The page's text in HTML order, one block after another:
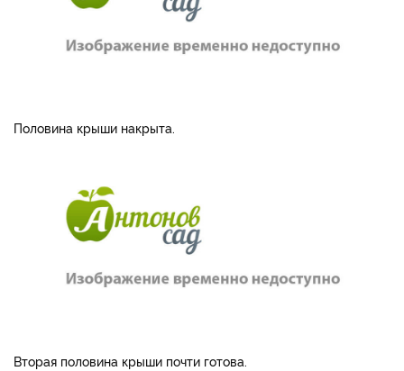
Половина крыши накрыта.
Вторая половина крыши почти готова.